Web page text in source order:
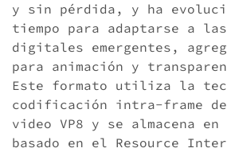
y sin pérdida, y ha
tiempo para adaptarse a
digitales emergentes,
para animación y
Este formato utiliza la
codificación intra-frame
video VP8 y se almacena en
basado en el Resource